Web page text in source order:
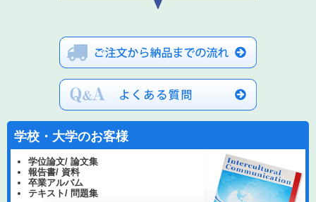
学校・大学のお客様
学位論文/ 論文集
報告書/ 資料
卒業アルバム
テキスト/ 問題集